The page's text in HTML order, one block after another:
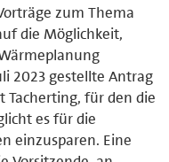
zum Thema
die Möglichkeit,
2023 gestellte Antrag
Tacherting, für den die
es für die
einzusparen. Eine